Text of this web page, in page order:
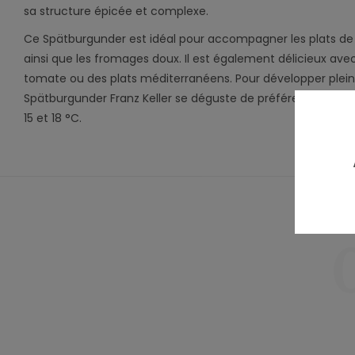
sa structure épicée et complexe.
Ce Spätburgunder est idéal pour accompagner les plats
ainsi que les fromages doux. Il est également délicieux
tomate ou des plats méditerranéens. Pour développer
Spätburgunder Franz Keller se déguste de préférence à
15 et 18 °C.